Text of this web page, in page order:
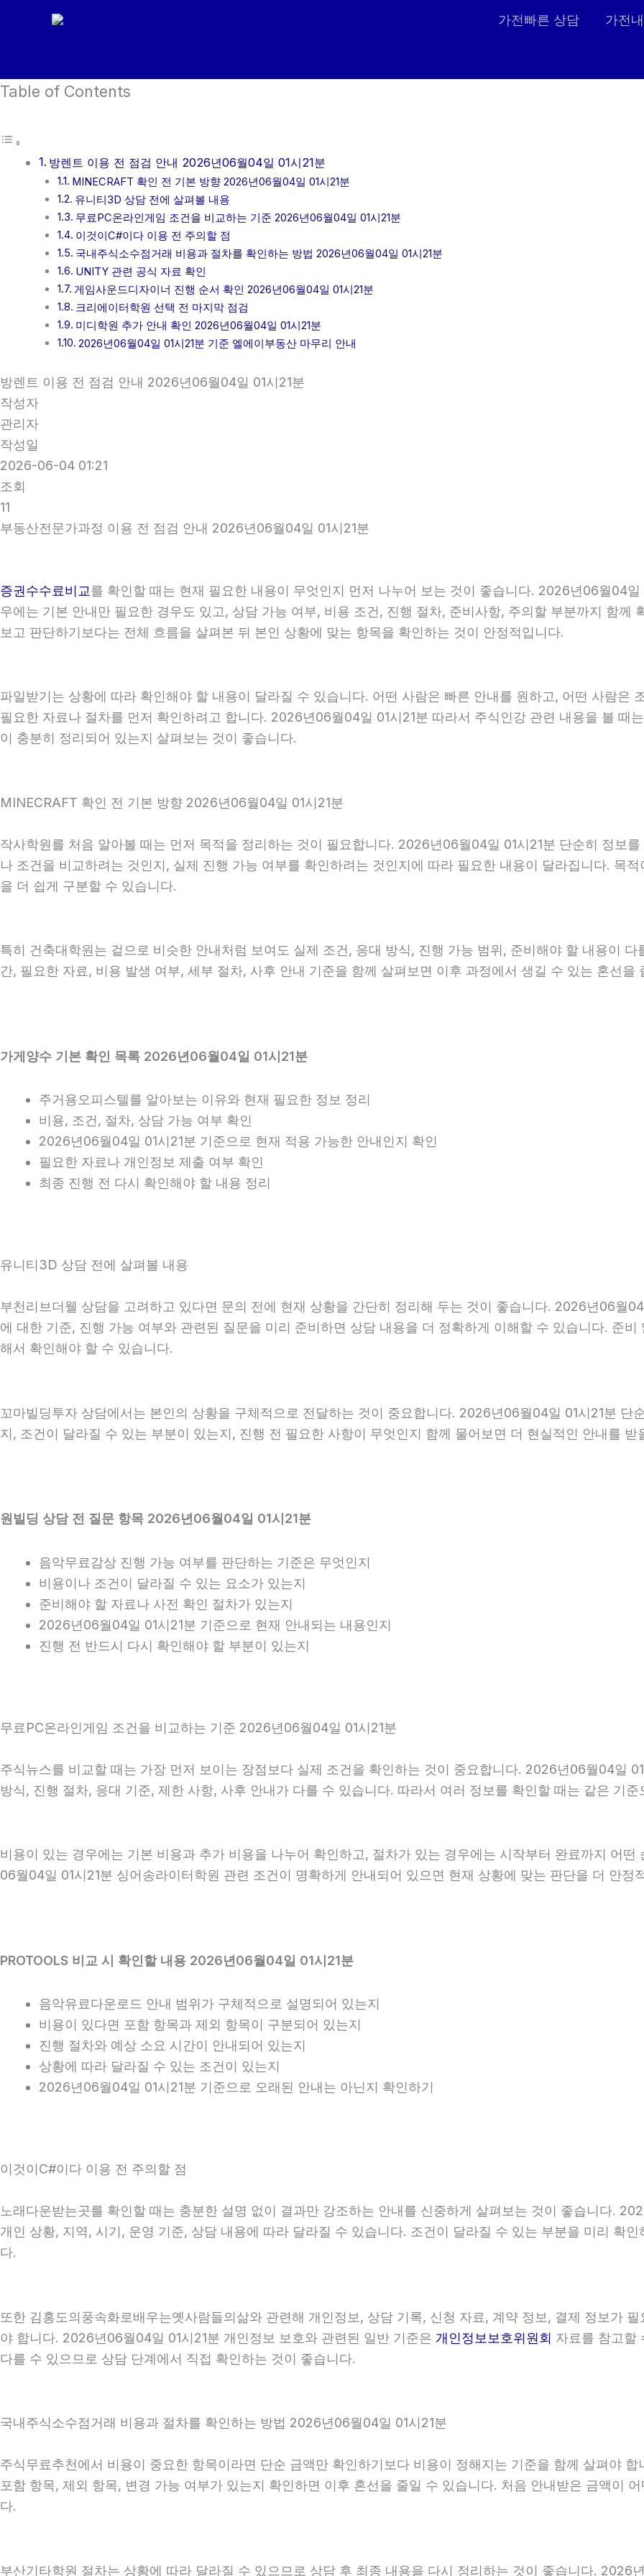
건
뛰
가전빠른 상담 가전
Table of Contents
방렌트 이용 전 점검 안내 2026년06월04일 01시21분
MINECRAFT 확인 전 기본 방향 2026년06월04일 01시21분
유니티3D 상담 전에 살펴볼 내용
무료PC온라인게임 조건을 비교하는 기준 2026년06월04일 01시21분
이것이C#이다 이용 전 주의할 점
국내주식소수점거래 비용과 절차를 확인하는 방법 2026년06월04일 01시21분
UNITY 관련 공식 자료 확인
게임사운드디자이너 진행 순서 확인 2026년06월04일 01시21분
크리에이터학원 선택 전 마지막 점검
미디학원 추가 안내 확인 2026년06월04일 01시21분
2026년06월04일 01시21분 기준 엘에이부동산 마무리 안내
방렌트 이용 전 점검 안내 2026년06월04일 01시21분
작성자
관리자
작성일
2026-06-04 01:21
조회
11
부동산전문가과정 이용 전 점검 안내 2026년06월04일 01시21분
증권수수료비교를 확인할 때는 현재 필요한 내용이 무엇인지 먼저 나누어 보는 것이 좋습니다. 2026년06월04
우에는 기본 안내만 필요한 경우도 있고, 상담 가능 여부, 비용 조건, 진행 절차, 준비사항, 주의할 부분까지 함께
보고 판단하기보다는 전체 흐름을 살펴본 뒤 본인 상황에 맞는 항목을 확인하는 것이 안정적입니다.
파일받기는 상황에 따라 확인해야 할 내용이 달라질 수 있습니다. 어떤 사람은 빠른 안내를 원하고, 어떤 사람은
필요한 자료나 절차를 먼저 확인하려고 합니다. 2026년06월04일 01시21분 따라서 주식인강 관련 내용을 볼 때
이 충분히 정리되어 있는지 살펴보는 것이 좋습니다.
MINECRAFT 확인 전 기본 방향 2026년06월04일 01시21분
작사학원를 처음 알아볼 때는 먼저 목적을 정리하는 것이 필요합니다. 2026년06월04일 01시21분 단순히 정보
나 조건을 비교하려는 것인지, 실제 진행 가능 여부를 확인하려는 것인지에 따라 필요한 내용이 달라집니다. 목
을 더 쉽게 구분할 수 있습니다.
특히 건축대학원는 겉으로 비슷한 안내처럼 보여도 실제 조건, 응대 방식, 진행 가능 범위, 준비해야 할 내용이
간, 필요한 자료, 비용 발생 여부, 세부 절차, 사후 안내 기준을 함께 살펴보면 이후 과정에서 생길 수 있는 혼선을
가게양수 기본 확인 목록 2026년06월04일 01시21분
주거용오피스텔를 알아보는 이유와 현재 필요한 정보 정리
비용, 조건, 절차, 상담 가능 여부 확인
2026년06월04일 01시21분 기준으로 현재 적용 가능한 안내인지 확인
필요한 자료나 개인정보 제출 여부 확인
최종 진행 전 다시 확인해야 할 내용 정리
유니티3D 상담 전에 살펴볼 내용
부천리브더웰 상담을 고려하고 있다면 문의 전에 현재 상황을 간단히 정리해 두는 것이 좋습니다. 2026년06월
에 대한 기준, 진행 가능 여부와 관련된 질문을 미리 준비하면 상담 내용을 더 정확하게 이해할 수 있습니다. 준
해서 확인해야 할 수 있습니다.
꼬마빌딩투자 상담에서는 본인의 상황을 구체적으로 전달하는 것이 중요합니다. 2026년06월04일 01시21분 단
지, 조건이 달라질 수 있는 부분이 있는지, 진행 전 필요한 사항이 무엇인지 함께 물어보면 더 현실적인 안내를 받
원빌딩 상담 전 질문 항목 2026년06월04일 01시21분
음악무료감상 진행 가능 여부를 판단하는 기준은 무엇인지
비용이나 조건이 달라질 수 있는 요소가 있는지
준비해야 할 자료나 사전 확인 절차가 있는지
2026년06월04일 01시21분 기준으로 현재 안내되는 내용인지
진행 전 반드시 다시 확인해야 할 부분이 있는지
무료PC온라인게임 조건을 비교하는 기준 2026년06월04일 01시21분
주식뉴스를 비교할 때는 가장 먼저 보이는 장점보다 실제 조건을 확인하는 것이 중요합니다. 2026년06월04일
방식, 진행 절차, 응대 기준, 제한 사항, 사후 안내가 다를 수 있습니다. 따라서 여러 정보를 확인할 때는 같은 기
비용이 있는 경우에는 기본 비용과 추가 비용을 나누어 확인하고, 절차가 있는 경우에는 시작부터 완료까지 어
06월04일 01시21분 싱어송라이터학원 관련 조건이 명확하게 안내되어 있으면 현재 상황에 맞는 판단을 더 안정
PROTOOLS 비교 시 확인할 내용 2026년06월04일 01시21분
음악유료다운로드 안내 범위가 구체적으로 설명되어 있는지
비용이 있다면 포함 항목과 제외 항목이 구분되어 있는지
진행 절차와 예상 소요 시간이 안내되어 있는지
상황에 따라 달라질 수 있는 조건이 있는지
2026년06월04일 01시21분 기준으로 오래된 안내는 아닌지 확인하기
이것이C#이다 이용 전 주의할 점
노래다운받는곳를 확인할 때는 충분한 설명 없이 결과만 강조하는 안내를 신중하게 살펴보는 것이 좋습니다.
개인 상황, 지역, 시기, 운영 기준, 상담 내용에 따라 달라질 수 있습니다. 조건이 달라질 수 있는 부분을 미리 확
다.
또한 김홍도의풍속화로배우는옛사람들의삶와 관련해 개인정보, 상담 기록, 신청 자료, 계약 정보, 결제 정보가
야 합니다. 2026년06월04일 01시21분 개인정보 보호와 관련된 일반 기준은 개인정보보호위원회 자료를 참고할
다를 수 있으므로 상담 단계에서 직접 확인하는 것이 좋습니다.
국내주식소수점거래 비용과 절차를 확인하는 방법 2026년06월04일 01시21분
주식무료추천에서 비용이 중요한 항목이라면 단순 금액만 확인하기보다 비용이 정해지는 기준을 함께 살펴야
포함 항목, 제외 항목, 변경 가능 여부가 있는지 확인하면 이후 혼선을 줄일 수 있습니다. 처음 안내받은 금액이
다.
부산기타학원 절차는 상황에 따라 달라질 수 있으므로 상담 후 최종 내용을 다시 정리하는 것이 좋습니다. 2026